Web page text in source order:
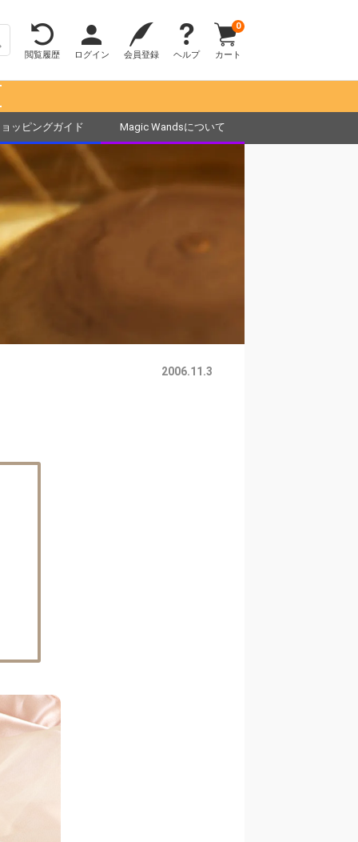
閲覧履歴 ログイン 会員登録 ヘルプ カート
0
ッピングガイド Magic Wandsについて
2006.11.3